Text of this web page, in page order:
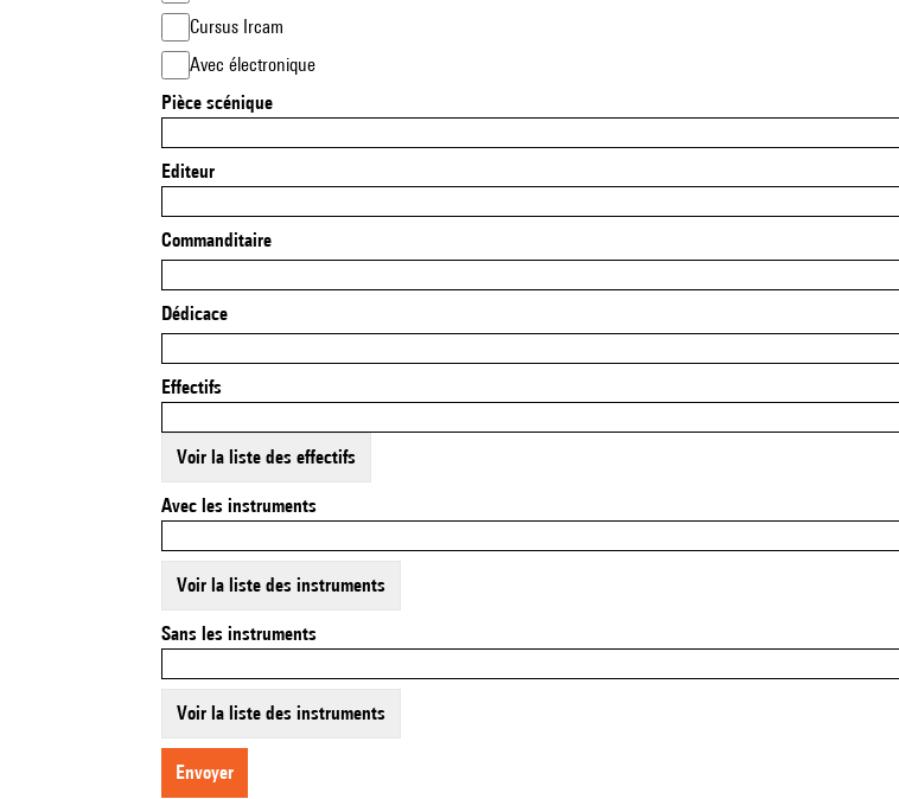
Cursus Ircam
Avec électronique
Pièce scénique
Editeur
Commanditaire
Dédicace
Effectifs
Voir la liste des effectifs
Avec les instruments
Voir la liste des instruments
Sans les instruments
Voir la liste des instruments
envoyer